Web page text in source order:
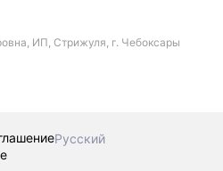
ИП, Стрижуля, г. Чебоксары
Русский